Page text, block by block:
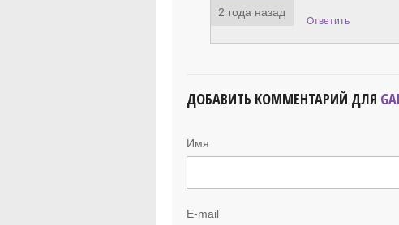
2 года назад
Ответить
ДОБАВИТЬ КОММЕНТАРИЙ ДЛЯ
Имя
E-mail